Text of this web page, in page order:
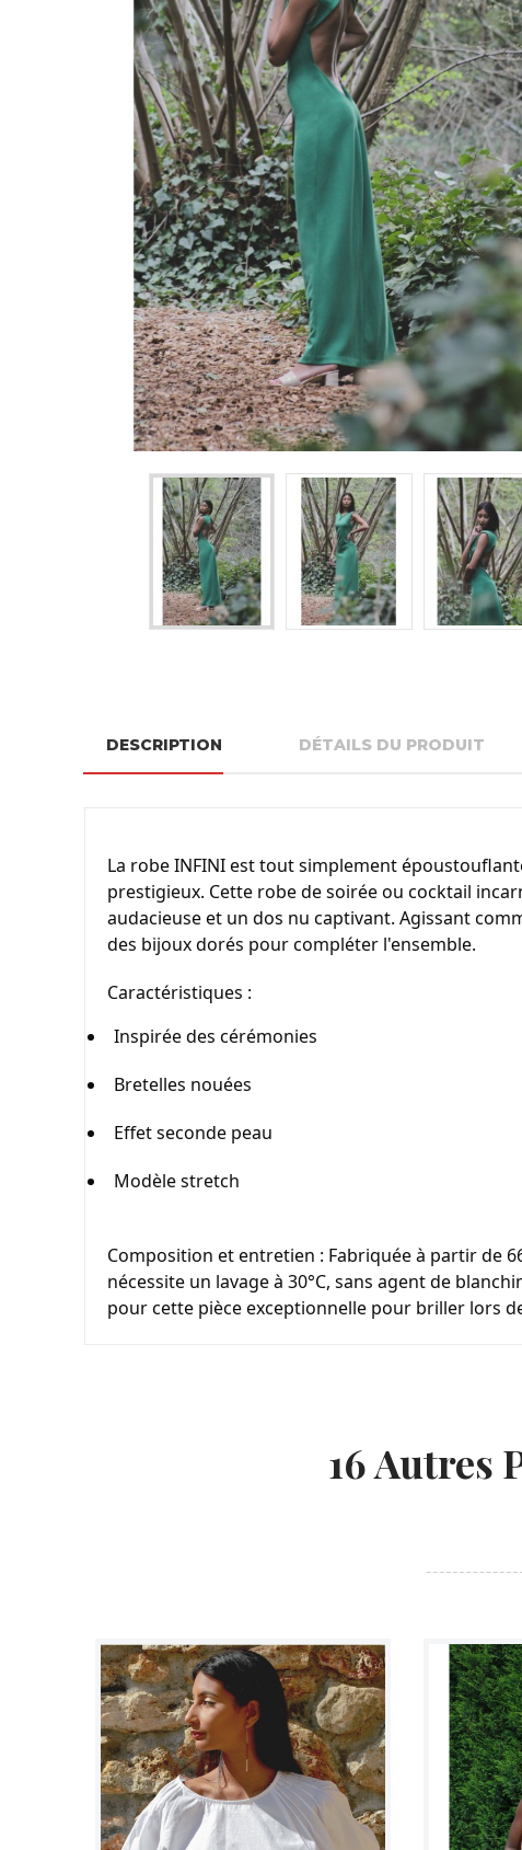
DESCRIPTION DÉTAILS DU PRODUIT
La robe INFINI est tout simplement
prestigieux. Cette robe de soirée ou cocktail
audacieuse et un dos nu captivant. Agissant
des bijoux dorés pour compléter l'ensemble.
Caractéristiques :
Inspirée des cérémonies
Bretelles nouées
Effet seconde peau
Modèle stretch
Composition et entretien : Fabriquée à partir de
nécessite un lavage à 30°C, sans agent de
pour cette pièce exceptionnelle pour briller lors
16 Autres